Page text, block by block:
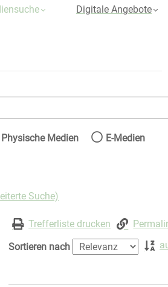
Digitale Angebote
die Medienart nach der Sie
Physische Medien E-Medien
Suche)
Trefferliste drucken
Sortieren nach